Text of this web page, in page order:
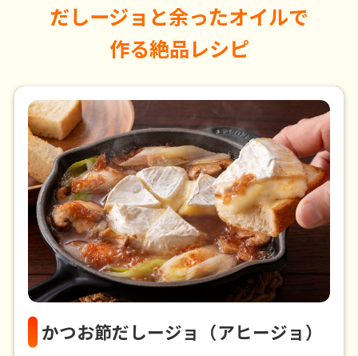
だしージョと余ったオイルで
作る絶品レシピ
かつお節だしージョ（アヒージョ）